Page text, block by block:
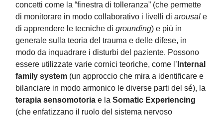
concetti come la “finestra di tolleranza” (che permette
di monitorare in modo collaborativo i livelli di arousal e
di apprendere le tecniche di grounding) e più in
generale sulla teoria del trauma e delle difese, in
modo da inquadrare i disturbi del paziente. Possono
essere utilizzate varie cornici teoriche, come l’ Internal
family system (un approccio che mira a identificare e
bilanciare in modo armonico le diverse parti del sé), la
terapia sensomotoria e la Somatic Experiencing
(che enfatizzano il ruolo del sistema nervoso